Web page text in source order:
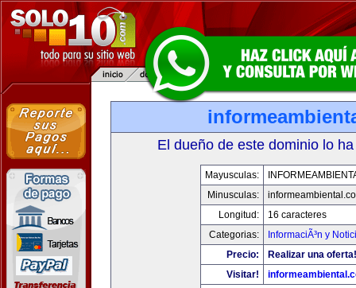
El dueño de este dominio lo
Mayusculas:
Minusculas:
Longitud:
16 caracteres
Categorias:
InformaciÃ³n y
Precio:
Realizar una oferta!
Visitar!